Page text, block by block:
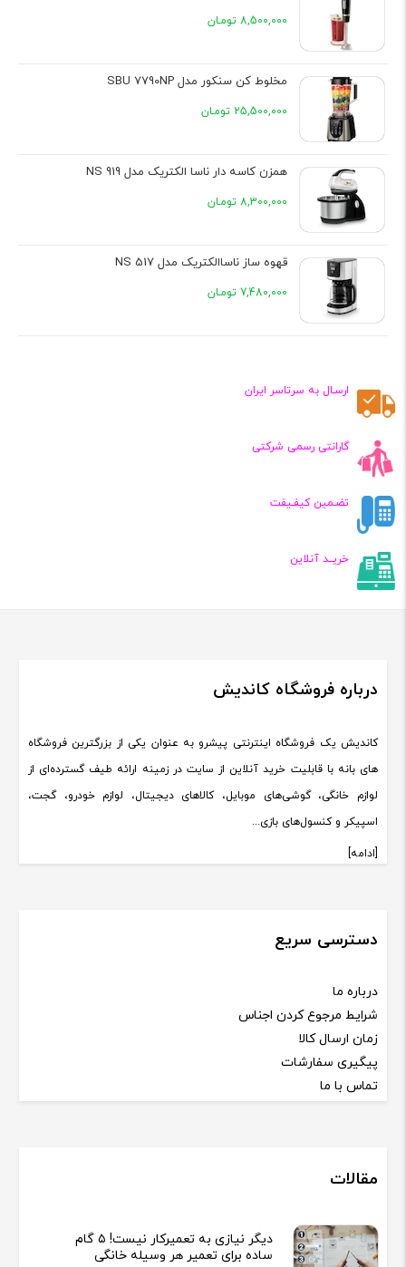
8,500,000 تومـان
مخلوط کن سنکور مدل SBU 7790NP
25,500,000 تومـان
همزن کاسه دار ناسا الکتریک مدل NS 919
8,300,000 تومـان
قهوه ساز ناساالکتریک مدل NS 517
7,480,000 تومـان
ارسـال به سرتاسر ایران
گارانتی رسمی شرکتی
تضـمین کیفـیفت
خریــد آنلاین
درباره فروشگاه کاندیش
کاندیش یک فروشگاه اینترنتی پیشرو به عنوان یکی از بزرگترین فروشگاه
های بانه با قابلیت خرید آنلاین از سایت در زمینه ارائه طیف گسترده‌ای از
لوازم خانگی، گوشی‌های موبایل، کالاهای دیجیتال، لوازم خودرو، گجت،
اسپیکر و کنسول‌های بازی...
[ادامه]
دسترسی سریع
درباره ما
شرایط مرجوع کردن اجناس
زمان ارسال کالا
پیگیری سفارشات
تماس با ما
مقالات
دیگر نیازی به تعمیرکار نیست! ۵ گام
ساده برای تعمیر هر وسیله خانگی